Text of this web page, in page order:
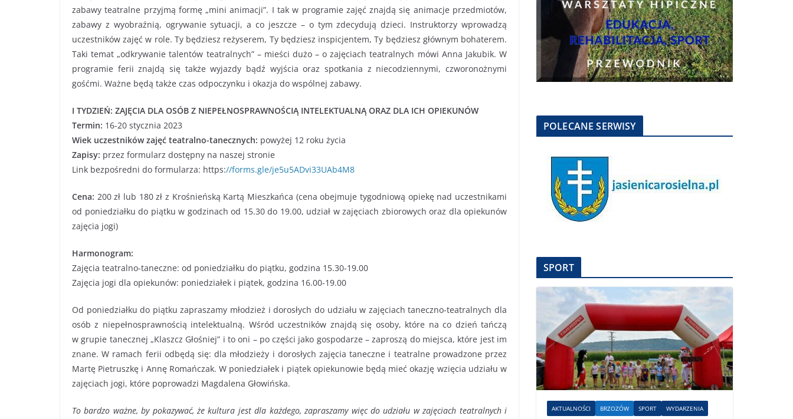
zabawy teatralne przyjmą formę „mini animacji”. I tak w programie zajęć znajdą się animacje przedmiotów,
zabawy z wyobraźnią, ogrywanie sytuacji, a co jeszcze – o tym zdecydują dzieci. Instruktorzy wprowadzą
uczestników zajęć w role. Ty będziesz reżyserem, Ty będziesz inspicjentem, Ty będziesz głównym bohaterem.
Taki temat „odkrywanie talentów teatralnych” – mieści dużo – o zajęciach teatralnych mówi Anna Jakubik. W
programie ferii znajdą się także wyjazdy bądź wyjścia oraz spotkania z niecodziennymi, czworonożnymi
gośćmi. Ważne będą także czas odpoczynku i okazja do wspólnej zabawy.
I TYDZIEŃ: ZAJĘCIA DLA OSÓB Z NIEPEŁNOSPRAWNOŚCIĄ INTELEKTUALNĄ ORAZ DLA ICH OPIEKUNÓW
Termin: 16-20 stycznia 2023
Wiek uczestników zajęć teatralno-tanecznych: powyżej 12 roku życia
Zapisy: przez formularz dostępny na naszej stronie
Link bezpośredni do formularza: https://forms.gle/je5u5ADvi33UAb4M8
Cena: 200 zł lub 180 zł z Krośnieńską Kartą Mieszkańca (cena obejmuje tygodniową opiekę nad uczestnikami
od poniedziałku do piątku w godzinach od 15.30 do 19.00, udział w zajęciach zbiorowych oraz dla opiekunów
zajęcia jogi)
Harmonogram:
Zajęcia teatralno-taneczne: od poniedziałku do piątku, godzina 15.30-19.00
Zajęcia jogi dla opiekunów: poniedziałek i piątek, godzina 16.00-19.00
Od poniedziałku do piątku zapraszamy młodzież i dorosłych do udziału w zajęciach taneczno-teatralnych dla
osób z niepełnosprawnością intelektualną. Wśród uczestników znajdą się osoby, które na co dzień tańczą
w grupie tanecznej „Klaszcz Głośniej” i to oni – po części jako gospodarze – zaproszą do miejsca, które jest im
znane. W ramach ferii odbędą się: dla młodzieży i dorosłych zajęcia taneczne i teatralne prowadzone przez
Martę Pietruszkę i Annę Romańczak. W poniedziałek i piątek opiekunowie będą mieć okazję wzięcia udziału w
zajęciach jogi, które poprowadzi Magdalena Głowińska.
To bardzo ważne, by pokazywać, że kultura jest dla każdego, zapraszamy więc do udziału w zajęciach teatralnych i
POLECANE SERWISY
SPORT
AKTUALNOŚCI BRZOZÓW SPORT WYDARZENIA